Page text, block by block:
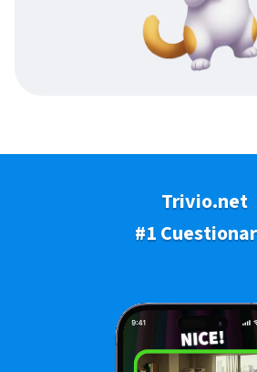
Trivio.net
#1